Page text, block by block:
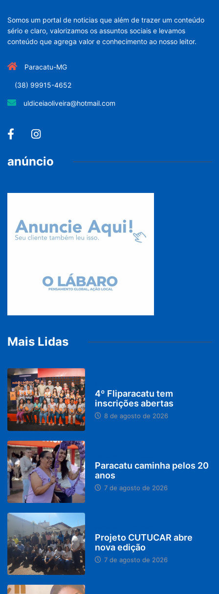
Somos um portal de noticias que além de trazer um conteúdo
sério e claro, valorizamos os assuntos sociais e levamos
conteúdo que agrega valor e conhecimento ao nosso leitor.
Paracatu-MG
(38) 99915-4652
uldiceiaoliveira@hotmail.com
anúncio
Mais Lidas
4º Fliparacatu tem
inscrições abertas
8 de agosto de 2026
Paracatu caminha pelos 20
anos
7 de agosto de 2026
Projeto CUTUCAR abre
nova edição
7 de agosto de 2026